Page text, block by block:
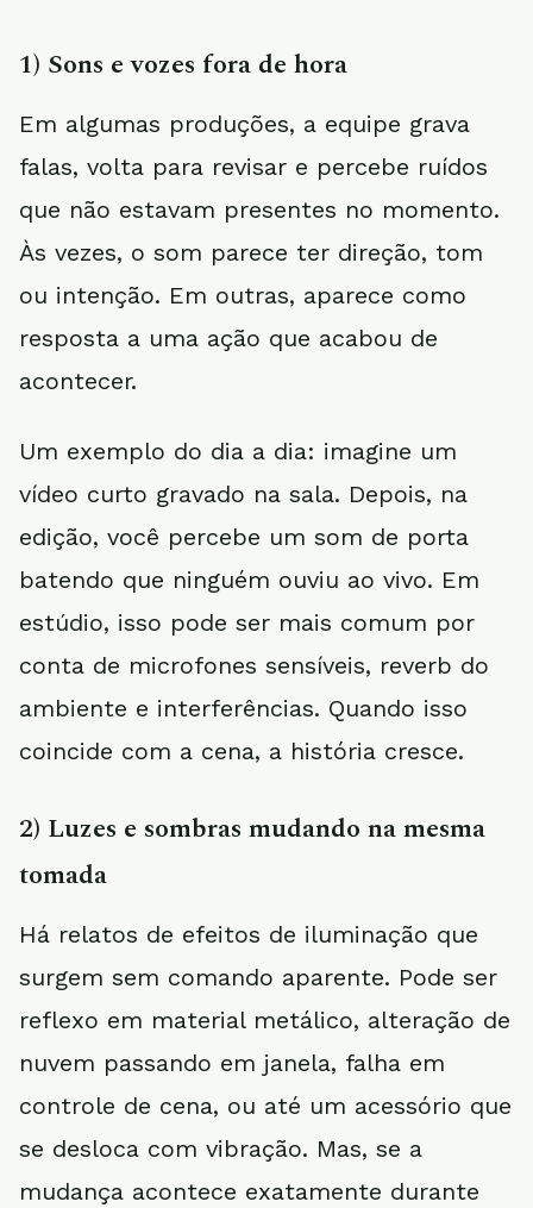
1) Sons e vozes fora de hora
Em algumas produções, a equipe grava
falas, volta para revisar e percebe ruídos
que não estavam presentes no momento.
Às vezes, o som parece ter direção, tom
ou intenção. Em outras, aparece como
resposta a uma ação que acabou de
acontecer.
Um exemplo do dia a dia: imagine um
vídeo curto gravado na sala. Depois, na
edição, você percebe um som de porta
batendo que ninguém ouviu ao vivo. Em
estúdio, isso pode ser mais comum por
conta de microfones sensíveis, reverb do
ambiente e interferências. Quando isso
coincide com a cena, a história cresce.
2) Luzes e sombras mudando na mesma
tomada
Há relatos de efeitos de iluminação que
surgem sem comando aparente. Pode ser
reflexo em material metálico, alteração de
nuvem passando em janela, falha em
controle de cena, ou até um acessório que
se desloca com vibração. Mas, se a
mudança acontece exatamente durante